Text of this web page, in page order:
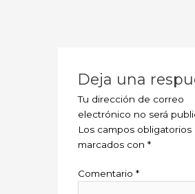
Deja una
Tu dirección de correo
electrónico no será
Los campos obligatorios
marcados con*
Comentario*